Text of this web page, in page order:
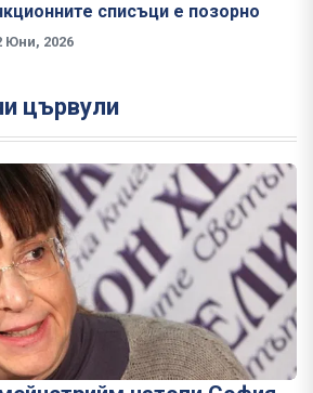
списъци е позорно
Юни, 2026
цървули